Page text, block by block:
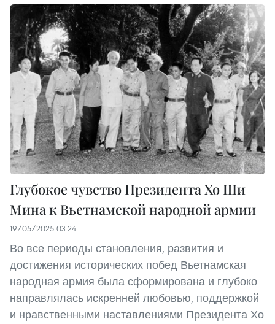
Глубокое чувство Президента Хо Ши
Мина к Вьетнамской народной армии
19/05/2025 03:24
Во все периоды становления, развития и
достижения исторических побед Вьетнамская
народная армия была сформирована и глубоко
направлялась искренней любовью, поддержкой
и нравственными наставлениями Президента Хо